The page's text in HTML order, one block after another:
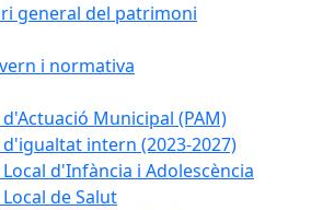
general del patrimoni
i normativa
d'Actuació Municipal (PAM)
d'igualtat intern (2023-2027)
Local d'Infància i Adolescència
Local de Salut